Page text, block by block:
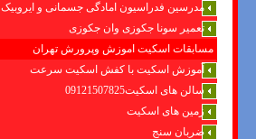
مدرسین فدراسیون امادگی جسمانی و ایروبیک
تعمیر سونا جکوزی وان جکوزی
مسابقات اسکیت اموزش وپرورش تهران
آموزش اسکیت با کفش اسکیت سرعت
سالن های اسکیت09121507825
زمین های اسکیت
ضربان سنج